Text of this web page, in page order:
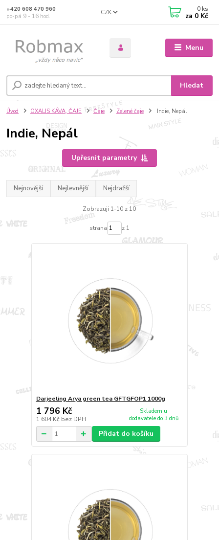
Menu
CZK
Hledat
+420 608 470 960
po-pá 9 - 16 hod.
0 ks
za 0 Kč
Úvod OXALIS KÁVA, ČAJE Čaje Zelené čaje Indie, Nepál
Indie, Nepál
Upřesnit parametry
Nejnovější Nejlevnější Nejdražší
Zobrazuji 1-10 z 10
strana z 1
Darjeeling Arya green tea GFTGFOP1 1000g
1 796 Kč
1 604 Kč bez DPH
Skladem u
dodavatele do 3 dnů
Přidat do košíku